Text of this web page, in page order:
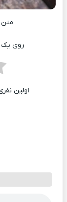
روی یک
اولین